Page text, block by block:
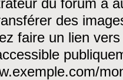
du forum a
des
faire un lien